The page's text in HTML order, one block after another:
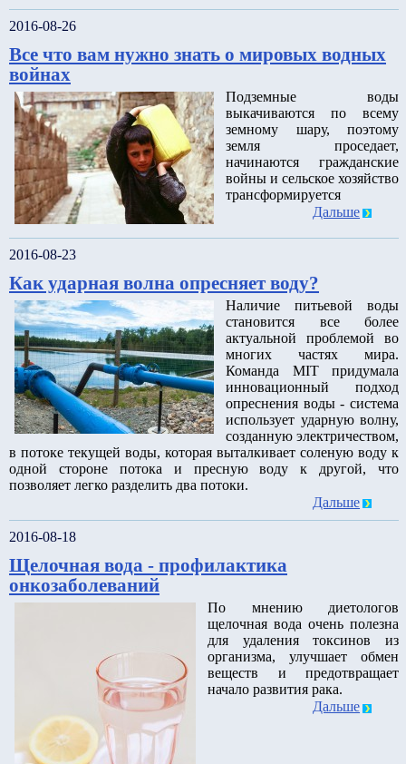
2016-08-26
Все что вам нужно знать о мировых водных
войнах
Подземные воды
выкачиваются по всему
земному шару, поэтому
земля проседает,
начинаются гражданские
войны и сельское хозяйство
трансформируется
Дальше
2016-08-23
Как ударная волна опресняет воду?
Наличие питьевой воды
становится все более
актуальной проблемой во
многих частях мира.
Команда MIT придумала
инновационный подход
опреснения воды - система
использует ударную волну,
созданную электричеством,
в потоке текущей воды, которая выталкивает соленую воду к
одной стороне потока и пресную воду к другой, что
позволяет легко разделить два потоки.
Дальше
2016-08-18
Щелочная вода - профилактика
онкозаболеваний
По мнению диетологов
щелочная вода очень полезна
для удаления токсинов из
организма, улучшает обмен
веществ и предотвращает
начало развития рака.
Дальше